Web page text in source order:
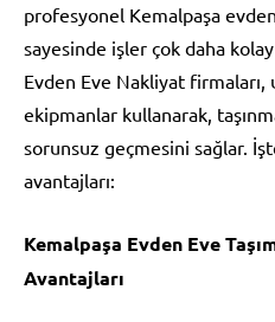
profesyonel Kemalpaşa
sayesinde işler çok daha
Evden Eve Nakliyat
ekipmanlar kullanarak,
sorunsuz geçmesini sağlar.
avantajları:
Kemalpaşa Evden Eve
Avantajları